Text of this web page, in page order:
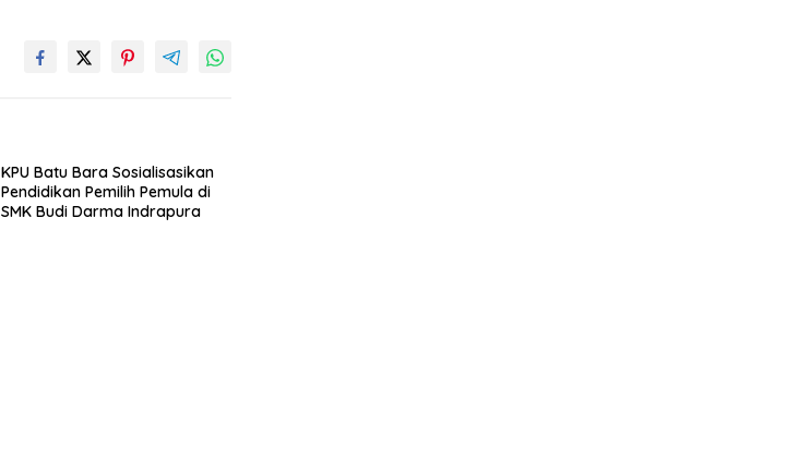
KPU Batu Bara Sosialisasikan
Pendidikan Pemilih Pemula di
SMK Budi Darma Indrapura